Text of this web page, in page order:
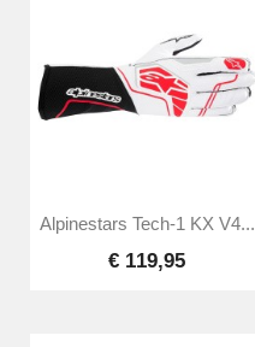
Alpinestars Tech-1 KX V4...
€ 119,95